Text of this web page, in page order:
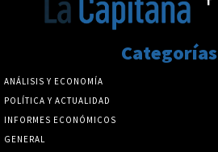
Categorías
ANÁLISIS Y ECONOMÍA
POLÍTICA Y ACTUALIDAD
INFORMES ECONÓMICOS
GENERAL